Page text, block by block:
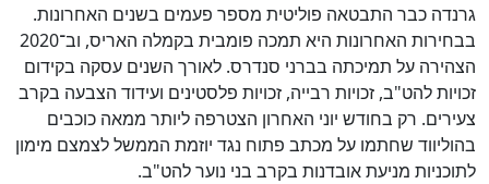
גרנדה כבר התבטאה פוליטית מספר פעמים בשנים האחרונות.
בבחירות האחרונות היא תמכה פומבית בקמלה האריס, וב־2020
הצהירה על תמיכתה בברני סנדרס. לאורך השנים עסקה בקידום
זכויות להט"ב, זכויות רבייה, זכויות פלסטינים ועידוד הצבעה בקרב
צעירים. רק בחודש יוני האחרון הצטרפה ליותר ממאה כוכבים
בהוליווד שחתמו על מכתב פתוח נגד יוזמת הממשל לצמצם מימון
לתוכניות מניעת אובדנות בקרב בני נוער להט"ב.